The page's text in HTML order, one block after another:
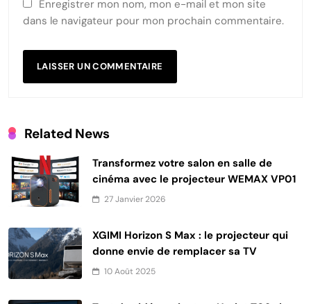
Enregistrer mon nom, mon e-mail et mon site
dans le navigateur pour mon prochain commentaire.
Related News
Transformez votre salon en salle de
cinéma avec le projecteur WEMAX VP01
27 Janvier 2026
XGIMI Horizon S Max : le projecteur qui
donne envie de remplacer sa TV
10 Août 2025